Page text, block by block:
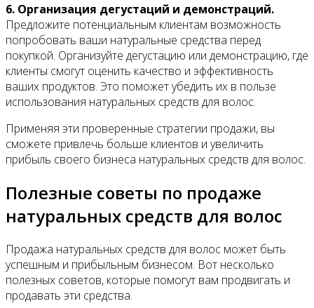
6. Организация дегустаций и демонстраций.
Предложите потенциальным клиентам возможность
попробовать ваши натуральные средства перед
покупкой. Организуйте дегустацию или демонстрацию, где
клиенты смогут оценить качество и эффективность
ваших продуктов. Это поможет убедить их в пользе
использования натуральных средств для волос.
Применяя эти проверенные стратегии продажи, вы
сможете привлечь больше клиентов и увеличить
прибыль своего бизнеса натуральных средств для волос.
Полезные советы по продаже
натуральных средств для волос
Продажа натуральных средств для волос может быть
успешным и прибыльным бизнесом. Вот несколько
полезных советов, которые помогут вам продвигать и
продавать эти средства.